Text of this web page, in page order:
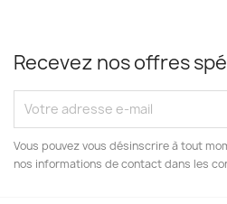
Recevez nos offres
Vous pouvez vous désinscrire à tout
nos informations de contact dans les